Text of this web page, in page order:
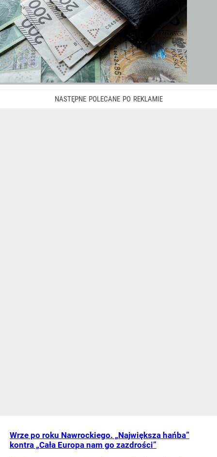
Wrze po roku Nawrockiego. „Największa hańba”
kontra „Cała Europa nam go zazdrości”